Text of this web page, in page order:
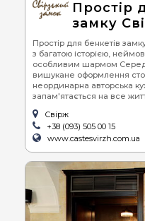
Простір
замку
Простір для бенкетів
з багатою історією,
особливим шармом
вишукане оформлення
неординарна авторська
запам'ятається на все
Свірж
+38 (093) 505 00 15
www.castesvirzh.com.ua